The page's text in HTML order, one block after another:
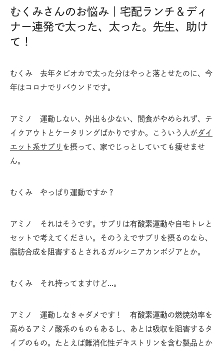
むくみさんのお悩み｜宅配ランチ＆ディ
ナー連発で太った、太った。先生、助け
て！
むくみ 去年タピオカで太った分はやっと落とせたのに、今
年はコロナでリバウンドです。
アミノ 運動しない、外出も少ない、間食がやめられず、テ
イクアウトとケータリングばかりですか。こういう人がダイ
エット系サプリ を摂って、家でじっとしていても痩せませ
ん。
むくみ やっぱり運動ですか？
アミノ それはそうです。サプリは有酸素運動や自宅トレと
セットで考えてください。そのうえでサプリを摂るのなら、
脂肪合成を阻害するとされるガルシニアカンボジアとか。
むくみ それ持ってますけど…。
アミノ 運動しなきゃダメです！ 有酸素運動の燃焼効率を
高めるアミノ酸系のものもあるし、あとは吸収を阻害するタ
イプのもの。たとえば難消化性デキストリンを含む製品とか